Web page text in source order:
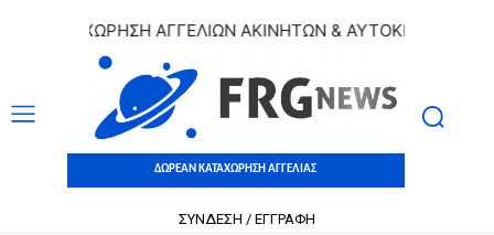
ΚΑΤΑΧΩΡΗΣΗ ΑΓΓΕΛΙΩΝ ΑΚΙΝΗΤΩΝ & ΑΥΤΟΚΙΝΗΤΩΝ |
ΔΩΡΕΑΝ ΚΑΤΑΧΩΡΗΣΗ ΑΓΓΕΛΙΑΣ
ΣΥΝΔΕΣΗ / ΕΓΓΡΑΦΗ